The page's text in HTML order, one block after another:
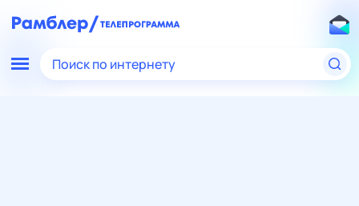
Поиск по интернету